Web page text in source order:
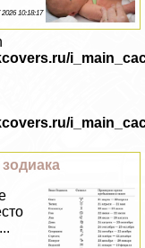
2026 10:18:17